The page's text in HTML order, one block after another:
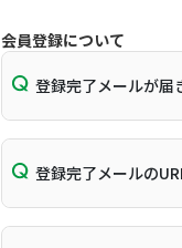
会員登録について
登録完了メールが届
登録完了メールの